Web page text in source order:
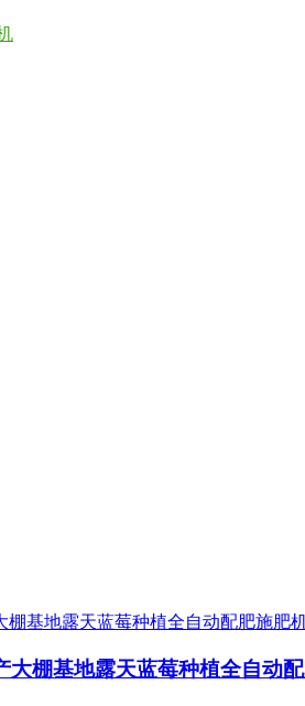
大棚基地露天蓝莓种植全自动